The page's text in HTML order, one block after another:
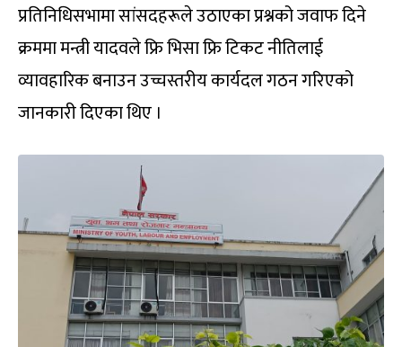
प्रतिनिधिसभामा सांसदहरूले उठाएका प्रश्नको जवाफ दिने
क्रममा मन्त्री यादवले फ्रि भिसा फ्रि टिकट नीतिलाई
व्यावहारिक बनाउन उच्चस्तरीय कार्यदल गठन गरिएको
जानकारी दिएका थिए ।